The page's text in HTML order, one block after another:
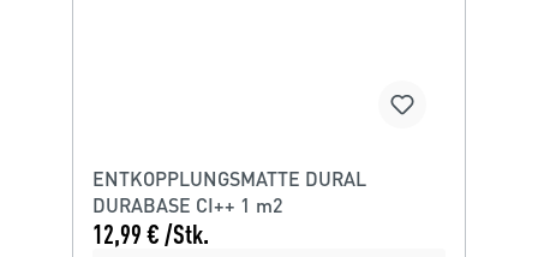
ENTKOPPLUNGSMATTE DURAL
DURABASE CI++ 1 m2
12,99 € /Stk.